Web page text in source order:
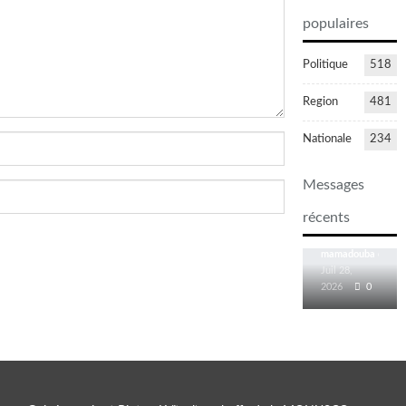
populaires
Politique 518
Region 481
Nationale 234
Messages
récents
Portrait |
couloirs
Nations
unies au…
Juil 28,
2026
0